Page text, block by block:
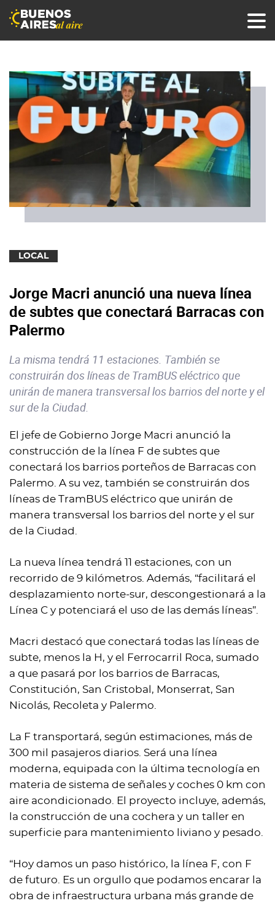
LOCAL
Jorge Macri anunció una nueva línea
de subtes que conectará Barracas con
Palermo
La misma tendrá 11 estaciones. También se
construirán dos líneas de TramBUS eléctrico que
unirán de manera transversal los barrios del norte y el
sur de la Ciudad.
El jefe de Gobierno Jorge Macri anunció la
construcción de la línea F de subtes que
conectará los barrios porteños de Barracas con
Palermo. A su vez, también se construirán dos
líneas de TramBUS eléctrico que unirán de
manera transversal los barrios del norte y el sur
de la Ciudad.
La nueva línea tendrá 11 estaciones, con un
recorrido de 9 kilómetros. Además, “facilitará el
desplazamiento norte-sur, descongestionará a la
Línea C y potenciará el uso de las demás líneas”.
Macri destacó que conectará todas las líneas de
subte, menos la H, y el Ferrocarril Roca, sumado
a que pasará por los barrios de Barracas,
Constitución, San Cristobal, Monserrat, San
Nicolás, Recoleta y Palermo.
La F transportará, según estimaciones, más de
300 mil pasajeros diarios. Será una línea
moderna, equipada con la última tecnología en
materia de sistema de señales y coches 0 km con
aire acondicionado. El proyecto incluye, además,
la construcción de una cochera y un taller en
superficie para mantenimiento liviano y pesado.
“Hoy damos un paso histórico, la línea F, con F
de futuro. Es un orgullo que podamos encarar la
obra de infraestructura urbana más grande de